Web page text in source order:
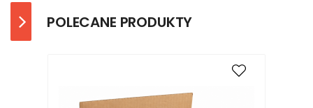
POLECANE PRODUKTY